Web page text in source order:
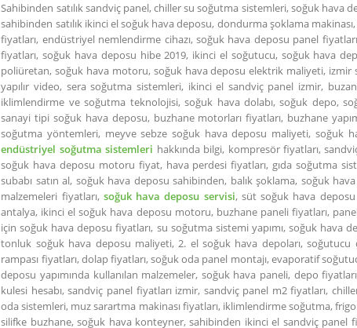
Sahibinden satılık sandviç panel, chiller su soğutma sistemleri, soğuk hava
sahibinden satılık ikinci el soğuk hava deposu, dondurma şoklama
fiyatları, endüstriyel nemlendirme cihazı, soğuk hava deposu panel
fiyatları, soğuk hava deposu hibe 2019, ikinci el soğutucu, soğuk hava
poliüretan, soğuk hava motoru, soğuk hava deposu elektrik maliyeti, izmir
yapılır video, sera soğutma sistemleri, ikinci el sandviç panel izmir,
iklimlendirme ve soğutma teknolojisi, soğuk hava dolabı, soğuk depo,
sanayi tipi soğuk hava deposu, buzhane motorları fiyatları, buzhane
soğutma yöntemleri, meyve sebze soğuk hava deposu maliyeti, soğuk
endüstriyel soğutma sistemleri hakkında bilgi, kompresör fiyatları,
soğuk hava deposu motoru fiyat, hava perdesi fiyatları, gıda soğutma
subabı satın al, soğuk hava deposu sahibinden, balık şoklama, soğuk
malzemeleri fiyatları, soğuk hava deposu servisi, süt soğuk hava
antalya, ikinci el soğuk hava deposu motoru, buzhane paneli fiyatları,
için soğuk hava deposu fiyatları, su soğutma sistemi yapımı, soğuk hava
tonluk soğuk hava deposu maliyeti, 2. el soğuk hava depoları,
rampası fiyatları, dolap fiyatları, soğuk oda panel montajı, evaporatif
deposu yapımında kullanılan malzemeler, soğuk hava paneli, depo
kulesi hesabı, sandviç panel fiyatları izmir, sandviç panel m2 fiyatları,
oda sistemleri, muz sarartma makinası fiyatları, iklimlendirme soğutma,
silifke buzhane, soğuk hava konteyner, sahibinden ikinci el sandviç panel